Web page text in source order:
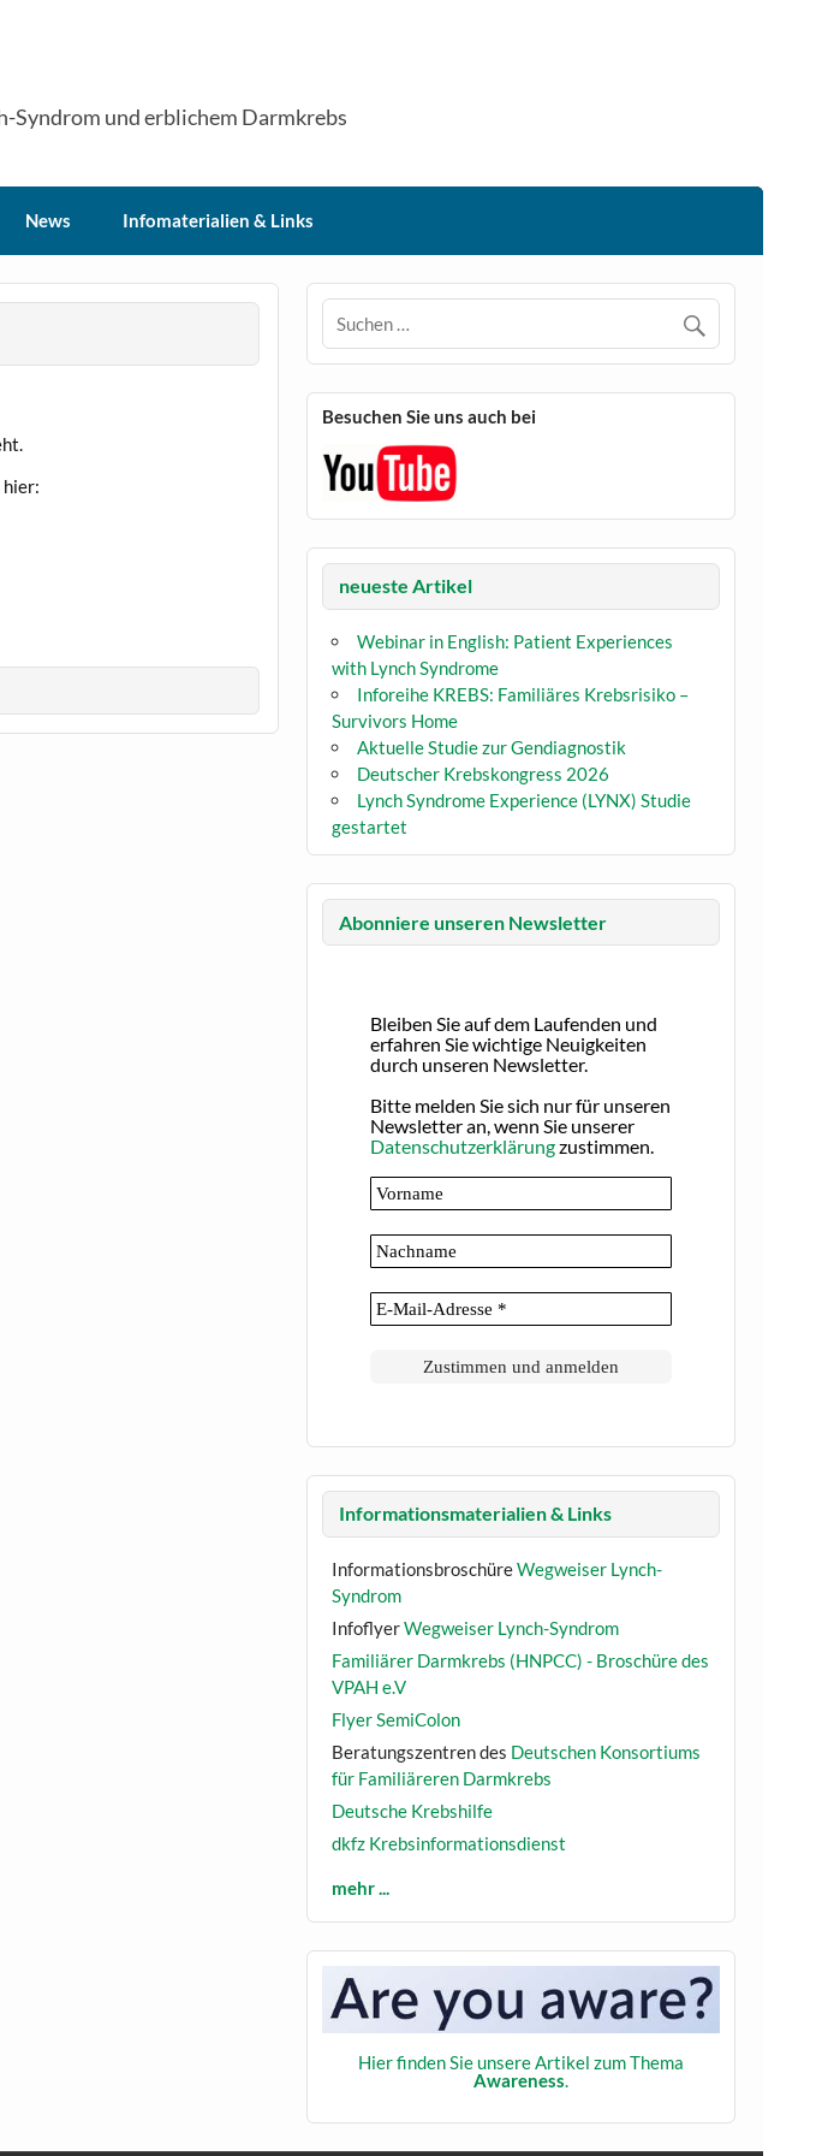
Syndrom und erblichem Darmkrebs
News Infomaterialien & Links
hier:
Besuchen Sie uns auch bei
neueste Artikel
Webinar in English: Patient Experiences
with Lynch Syndrome
Inforeihe KREBS: Familiäres Krebsrisiko –
Survivors Home
Aktuelle Studie zur Gendiagnostik
Deutscher Krebskongress 2026
Lynch Syndrome Experience (LYNX) Studie
gestartet
Abonniere unseren Newsletter
Bleiben Sie auf dem Laufenden und
erfahren Sie wichtige Neuigkeiten
durch unseren Newsletter.
Bitte melden Sie sich nur für unseren
Newsletter an, wenn Sie unserer
Datenschutzerklärungzustimmen.
Informationsmaterialien & Links
InformationsbroschüreWegweiser Lynch-
Syndrom
InfoflyerWegweiser Lynch-Syndrom
Familiärer Darmkrebs (HNPCC) - Broschüre des
VPAH e.V
Flyer SemiColon
Beratungszentren des Deutschen Konsortiums
für Familiäreren Darmkrebs
Deutsche Krebshilfe
dkfz Krebsinformationsdienst
mehr ...
Hier finden Sie unsere Artikel zum Thema
Awareness.